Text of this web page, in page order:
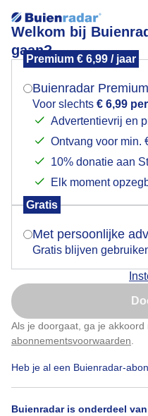
Welkom bij
gaan?
Premium € 6,99 / jaar
Buienradar Premium
Voor slechts € 6,99
Advertentievrij en
Ontvang voor min.
10% donatie aan
Elk moment
Gratis
Met persoonlijke
Gratis blijven
Als je doorgaat, ga je akkoord
abonnementsvoorwaarden
Heb je al een Buienradar-
Buienradar is onderdeel van
Antoniusmolen Laor
Door: Anita Maes-Kuppens
Sluierbewolking Zon
Mogen we je
Indien je hier nog
verschijnt er zo een
Is goed,
Nu niet,
Klik hierom